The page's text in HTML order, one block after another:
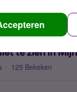
te zien in
125 Bekeken